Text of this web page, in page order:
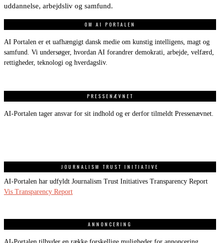
uddannelse, arbejdsliv og samfund.
OM AI PORTALEN
AI Portalen er et uafhængigt dansk medie om kunstig intelligens, magt og
samfund. Vi undersøger, hvordan AI forandrer demokrati, arbejde, velfærd,
rettigheder, teknologi og hverdagsliv.
PRESSENÆVNET
AI-Portalen tager ansvar for sit indhold og er derfor tilmeldt Pressenævnet.
JOURNALISM TRUST INITIATIVE
AI-Portalen har udfyldt Journalism Trust Initiatives Transparency Report
Vis Transparency Report
ANNONCERING